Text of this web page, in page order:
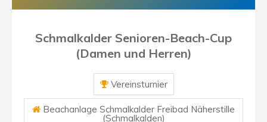
Schmalkalder Senioren-Beach-Cup
(Damen und Herren)
Vereinsturnier
Beachanlage Schmalkalder Freibad Näherstille
(Schmalkalden)